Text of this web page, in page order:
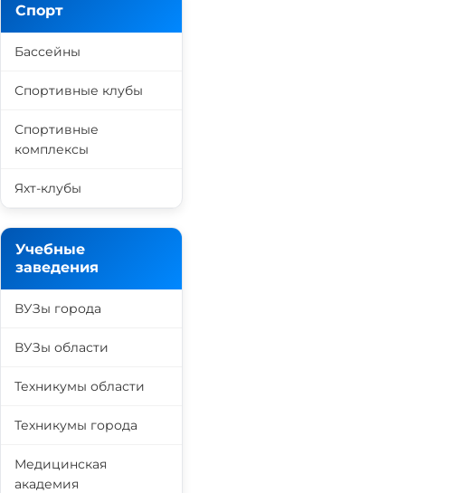
Спорт
Бассейны
Спортивные клубы
Спортивные
комплексы
Яхт-клубы
Учебные
заведения
ВУЗы города
ВУЗы области
Техникумы области
Техникумы города
Медицинская
академия